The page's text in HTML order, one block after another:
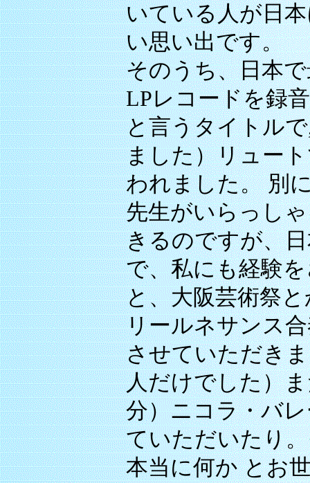
いている人が日
い思い出です。
そのうち、日本
LPレコードを録
と言うタイトル
ました）リュー
われました。 別
先生がいらっし
きるのですが、
で、私にも経験
と、大阪芸術祭
リールネサンス
させていただき
人だけでした）
分）ニコラ・バ
ていただいたり
本当に何か とお